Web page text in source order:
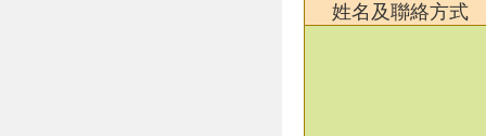
姓名及聯絡方式